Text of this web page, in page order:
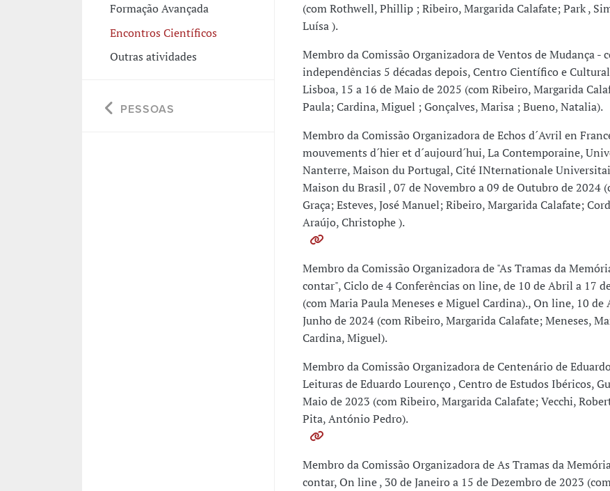
Formação Avançada
Encontros Científicos
Outras atividades
PESSOAS
(com Rothwell, Phillip ; Ribeiro, Margarida Calafate; Park ,
Luísa ).
Membro da Comissão Organizadora de Ventos de Mudança -
independências 5 décadas depois, Centro Científico e
Lisboa, 15 a 16 de Maio de 2025 (com Ribeiro, Margarida
Paula; Cardina, Miguel ; Gonçalves, Marisa ; Bueno, Natalia).
Membro da Comissão Organizadora de Echos d´Avril en
mouvements d´hier et d´aujourd´hui, La Contemporaine,
Nanterre, Maison du Portugal, Cité INternationale
Maison du Brasil , 07 de Novembro a 09 de Outubro de 2024
Graça; Esteves, José Manuel; Ribeiro, Margarida Calafate;
Araújo, Christophe ).
Membro da Comissão Organizadora de "As Tramas da
contar", Ciclo de 4 Conferências on line, de 10 de Abril a 17
(com Maria Paula Meneses e Miguel Cardina)., On line, 10 de
Junho de 2024 (com Ribeiro, Margarida Calafate; Meneses,
Cardina, Miguel).
Membro da Comissão Organizadora de Centenário de
Leituras de Eduardo Lourenço , Centro de Estudos Ibéricos,
Maio de 2023 (com Ribeiro, Margarida Calafate; Vecchi,
Pita, António Pedro).
Membro da Comissão Organizadora de As Tramas da
contar, On line , 30 de Janeiro a 15 de Dezembro de 2023